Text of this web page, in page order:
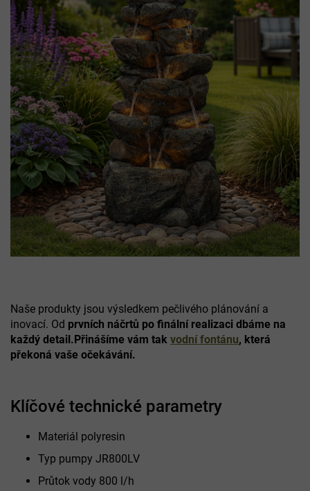
Naše produkty jsou výsledkem pečlivého plánování a
inovací. Od prvních náčrtů po finální realizaci dbáme na
každý detail.Přinášíme vám tak vodní fontánu, která
překoná vaše očekávání.
Klíčové technické parametry
Materiál polyresin
Typ pumpy JR800LV
Průtok vody 800 l/h